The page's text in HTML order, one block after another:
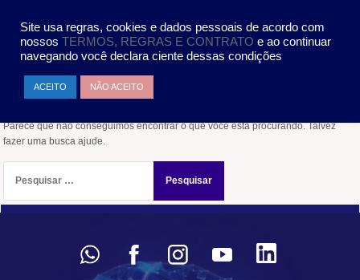
conteúdo
Nada encontrado
Parece que não conseguimos encontrar o que você está procurando. Talvez
fazer uma busca ajude.
por:
Site usa regras, cookies e dados pessoais de acordo com
nossos TERMOS, REGRAS E CONTRATO e ao continuar
navegando você declara ciente dessas condições
ACEITO NÃO ACEITO